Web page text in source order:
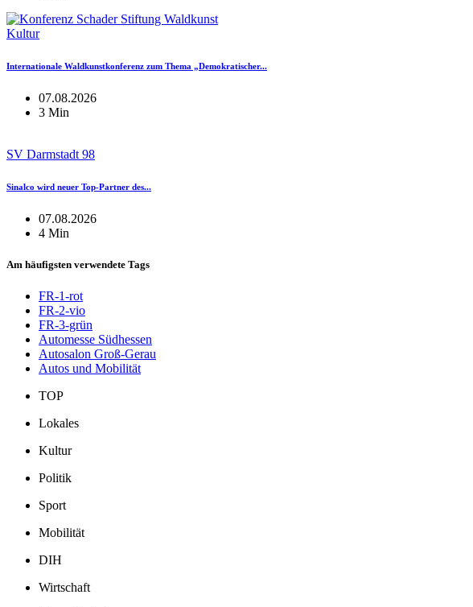
Kultur
Internationale Waldkunstkonferenz zum Thema „Demokratischer...
07.08.2026
3 Min
SV Darmstadt 98
Sinalco wird neuer Top-Partner des...
07.08.2026
4 Min
Am häufigsten verwendete Tags
FR-1-rot
FR-2-vio
FR-3-grün
Automesse Südhessen
Autosalon Groß-Gerau
Autos und Mobilität
TOP
Lokales
Kultur
Politik
Sport
Mobilität
DIH
Wirtschaft